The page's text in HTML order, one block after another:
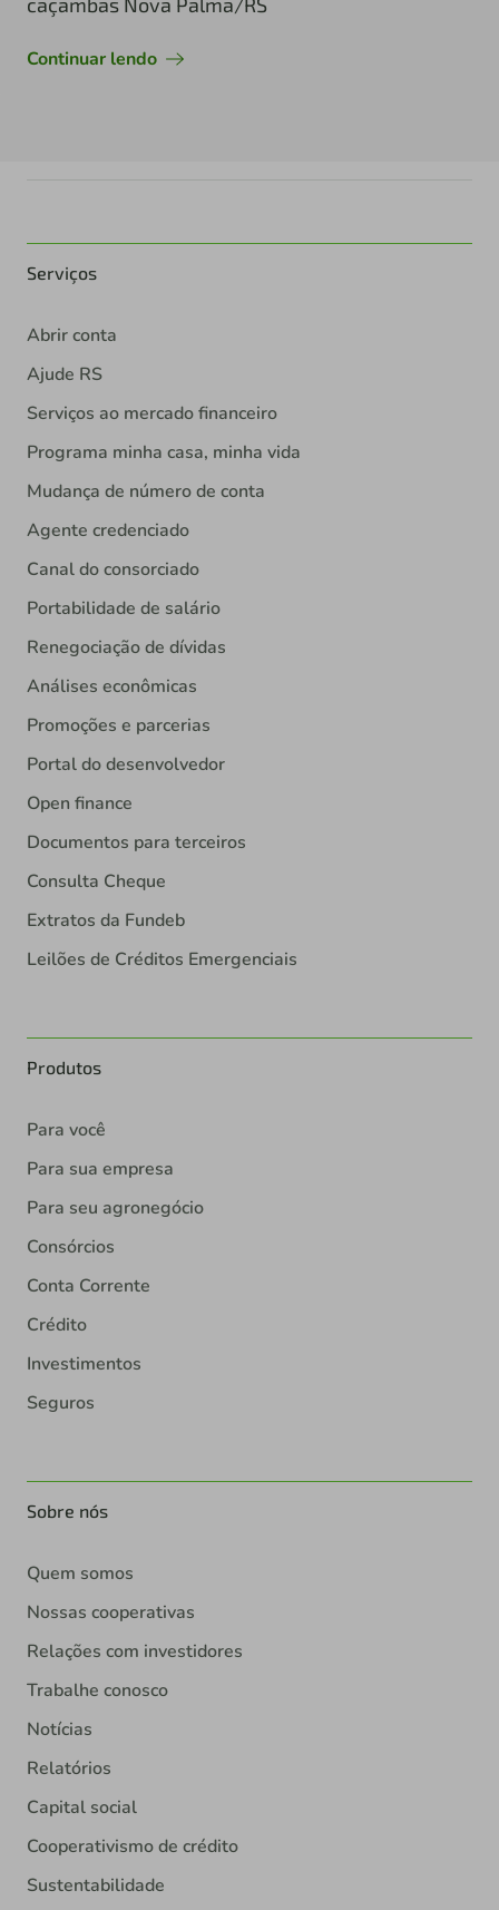
Continuar lendo
Serviços
Abrir conta
Ajude RS
Serviços ao mercado financeiro
Programa minha casa, minha vida
Mudança de número de conta
Agente credenciado
Canal do consorciado
Portabilidade de salário
Renegociação de dívidas
Análises econômicas
Promoções e parcerias
Portal do desenvolvedor
Open finance
Documentos para terceiros
Consulta Cheque
Extratos da Fundeb
Leilões de Créditos Emergenciais
Produtos
Para você
Para sua empresa
Para seu agronegócio
Consórcios
Conta Corrente
Crédito
Investimentos
Seguros
Sobre nós
Quem somos
Nossas cooperativas
Relações com investidores
Trabalhe conosco
Notícias
Relatórios
Capital social
Cooperativismo de crédito
Sustentabilidade